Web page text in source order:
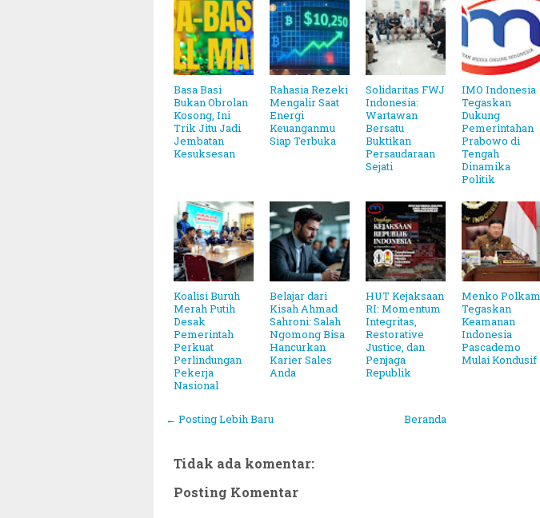
Basa Basi
Bukan Obrolan
Kosong, Ini
Trik Jitu Jadi
Jembatan
Kesuksesan
Rahasia Rezeki
Mengalir Saat
Energi
Keuanganmu
Siap Terbuka
Solidaritas FWJ
Indonesia:
Wartawan
Bersatu
Buktikan
Persaudaraan
Sejati
IMO Indonesia
Tegaskan
Dukung
Pemerintahan
Prabowo di
Tengah
Dinamika
Politik
Koalisi Buruh
Merah Putih
Desak
Pemerintah
Perkuat
Perlindungan
Pekerja
Nasional
Belajar dari
Kisah Ahmad
Sahroni: Salah
Ngomong Bisa
Hancurkan
Karier Sales
Anda
HUT Kejaksaan
RI: Momentum
Integritas,
Restorative
Justice, dan
Penjaga
Republik
Menko Polkam
Tegaskan
Keamanan
Indonesia
Pascademo
Mulai Kondusif
← Posting Lebih Baru Beranda
Tidak ada komentar:
Posting Komentar